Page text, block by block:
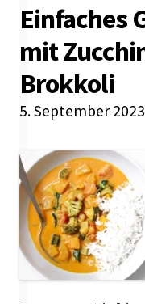
Einfaches
mit
Brokkoli
5. September 2023